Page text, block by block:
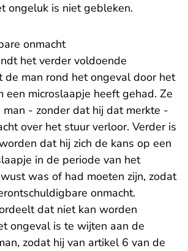
ongeluk is niet gebleken.
onmacht
het verder voldoende
de man rond het ongeval door het
een microslaapje heeft gehad. Ze
- zonder dat hij dat merkte -
over het stuur verloor. Verder is
dat hij zich de kans op een
in de periode van het
was of had moeten zijn, zodat
onmacht.
dat niet kan worden
ongeval is te wijten aan de
zodat hij van artikel 6 van de